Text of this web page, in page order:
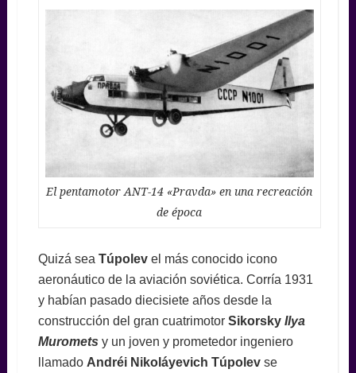
El pentamotor ANT-14 «Pravda» en una recreación
de época
Quizá sea Túpolevel más conocido icono
aeronáutico de la aviación soviética. Corría 1931
y habían pasado diecisiete años desde la
construcción del gran cuatrimotor Sikorsky Ilya
Muromets y un joven y prometedor ingeniero
llamado Andréi Nikoláyevich Túpolevse